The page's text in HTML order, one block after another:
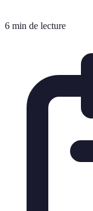
6 min de lecture